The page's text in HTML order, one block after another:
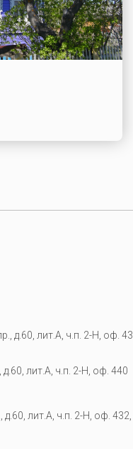
д.60, лит.А, ч.п. 2-Н, оф.
д.60, лит.А, ч.п. 2-Н, оф. 440
д.60, лит.А, ч.п. 2-Н, оф.